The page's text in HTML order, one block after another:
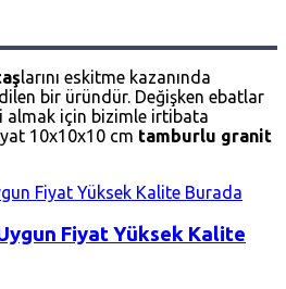
larını eskitme kazanında
bir üründür. Değişken ebatlar
almak için bizimle irtibata
10x10x10 cm tamburlu granit
Fiyat Yüksek Kalite